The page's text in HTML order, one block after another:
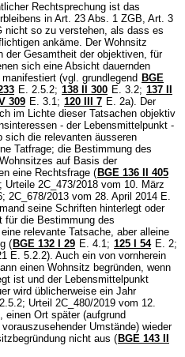
Rechtsprechung ist das
in Art. 23 Abs. 1 ZGB, Art. 3
nicht so zu verstehen, als dass es
ankäme. Der Wohnsitz
der Gesamtheit der objektiven, für
sich eine Absicht dauernden
(vgl. grundlegend BGE
E. 2.5.2; 138 II 300 E. 3.2; 137 II
309 E. 3.1; 120 III 7 E. 2a). Der
im Lichte dieser Tatsachen objektiv
- der Lebensmittelpunkt -
sich die relevanten äusseren
Tatfrage; die Bestimmung des
auf Basis der
eine Rechtsfrage ( BGE 136 II 405
Urteile 2C_473/2018 vom 10. März
2C_678/2013 vom 28. April 2014 E.
seine Schriften hinterlegt oder
für die Bestimmung des
relevante Tatsache, aber alleine
( BGE 132 I 29 E. 4.1; 125 I 54 E. 2;
E. 5.2.2). Auch ein von vornherein
einen Wohnsitz begründen, wenn
ist und der Lebensmittelpunkt
wird üblicherweise ein Jahr
Urteil 2C_480/2019 vom 12.
einen Ort später (aufgrund
Umstände) wieder
nicht aus ( BGE 143 II